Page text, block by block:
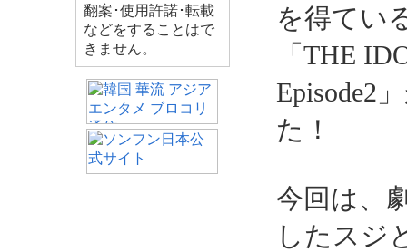
翻案･使用許諾･転載
などをすることはで
きません。
を得てい
「THE
Episode2
た！
今回は、
したスジ